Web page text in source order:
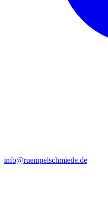
info@ruempelschmiede.de